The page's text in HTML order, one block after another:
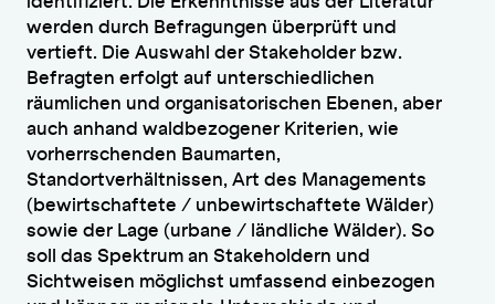
werden durch Befragungen überprüft und
vertieft. Die Auswahl der Stakeholder bzw.
Befragten erfolgt auf unterschiedlichen
räumlichen und organisatorischen Ebenen, aber
auch anhand waldbezogener Kriterien, wie
vorherrschenden Baumarten,
Standortverhältnissen, Art des Managements
(bewirtschaftete / unbewirtschaftete Wälder)
sowie der Lage (urbane / ländliche Wälder). So
soll das Spektrum an Stakeholdern und
Sichtweisen möglichst umfassend einbezogen